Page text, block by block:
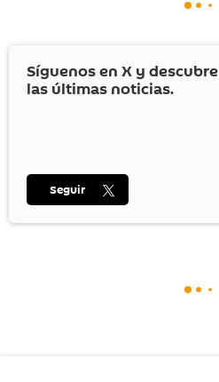
Síguenos en X y descubre
las últimas noticias.
Seguir